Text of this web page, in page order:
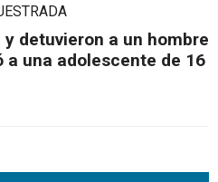
detuvieron a un hombre
a una adolescente de 16